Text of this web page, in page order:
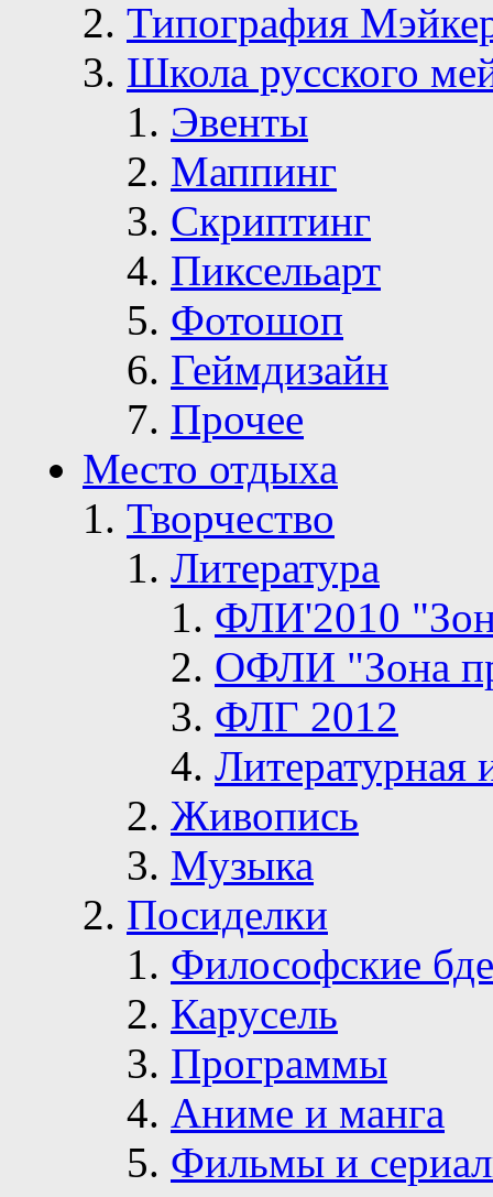
Типография
Школа русского
Эвенты
Маппинг
Скриптинг
Пиксельарт
Фотошоп
Геймдизайн
Прочее
Место отдыха
Творчество
Литература
ФЛИ'2010
ОФЛИ "Зона
ФЛГ 2012
Живопись
Музыка
Посиделки
Философские
Карусель
Программы
Аниме и манга
Фильмы и